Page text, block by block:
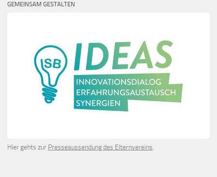
GEMEINSAM GESTALTEN
Hier gehts zur Presseaussendung des Elternvereins.